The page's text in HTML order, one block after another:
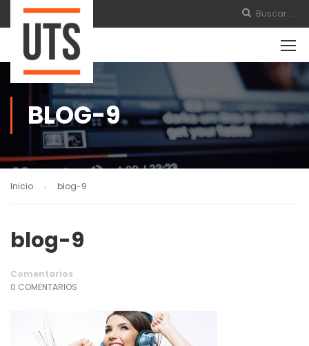
BLOG-9
Inicio blog-9
blog-9
Comentarios
0 COMENTARIOS